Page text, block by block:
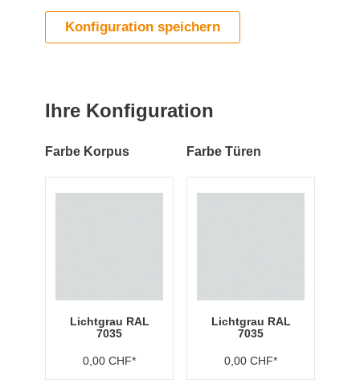
Konfiguration speichern
Ihre Konfiguration
Farbe Korpus
Lichtgrau RAL
7035
0,00 CHF*
Farbe Türen
Lichtgrau RAL
7035
0,00 CHF*